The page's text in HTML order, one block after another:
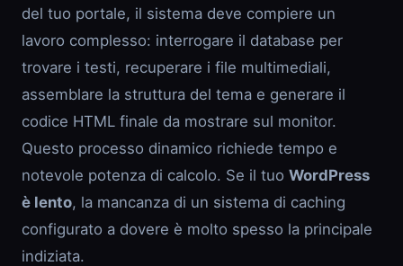
del tuo portale, il sistema deve compiere un
lavoro complesso: interrogare il database per
trovare i testi, recuperare i file multimediali,
assemblare la struttura del tema e generare il
codice HTML finale da mostrare sul monitor.
Questo processo dinamico richiede tempo e
notevole potenza di calcolo. Se il tuo WordPress
è lento, la mancanza di un sistema di caching
configurato a dovere è molto spesso la principale
indiziata.